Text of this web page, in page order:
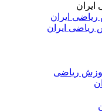
ایران
ریاضی ایران
ریاضی ایران
ریاضی